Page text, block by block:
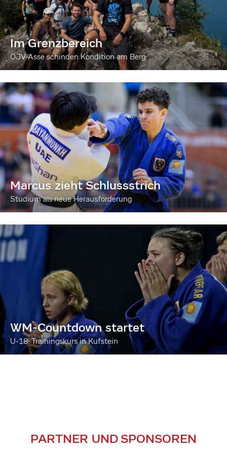
Im Grenzbereich
ÖJV-Asse schinden Kondition am Berg
Marcus zieht Schlussstrich
Studium als neue Herausforderung
WM-Countdown startet
U-18: Trainingskurs in Kufstein
PARTNER UND SPONSOREN